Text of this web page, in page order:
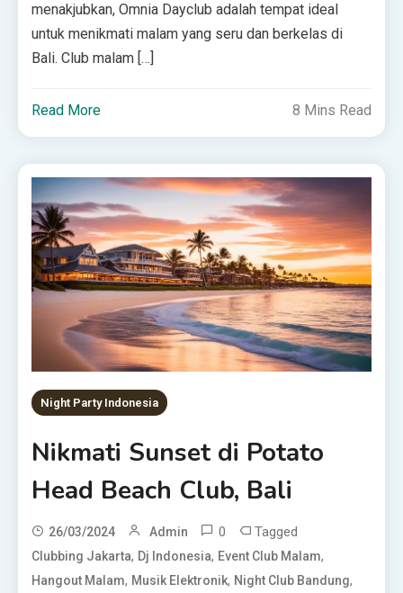
menakjubkan, Omnia Dayclub adalah tempat ideal
untuk menikmati malam yang seru dan berkelas di
Bali. Club malam […]
Read More 8 Mins Read
Night Party Indonesia
Nikmati Sunset di Potato
Head Beach Club, Bali
26/03/2024 Admin 0 Tagged
Clubbing Jakarta, Dj Indonesia, Event Club Malam,
Hangout Malam, Musik Elektronik, Night Club Bandung,